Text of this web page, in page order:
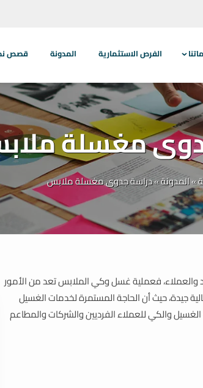
الفرص الاستثمارية المدونة قصص
مغسلة
»المدونة»دراسة جدوى مغسلة ملابس
والعملاء، فعملية غسل وكي الملابس تعد من الأمور
جيدة، حيث أن الحاجة المستمرة لخدمات الغسيل
والكي للعملاء الفرديين والشركات والمطاعم